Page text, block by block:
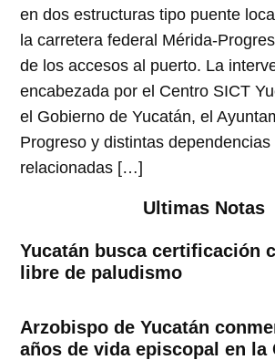
en dos estructuras tipo puente
la carretera federal Mérida-
de los accesos al puerto. La
encabezada por el Centro SICT
el Gobierno de Yucatán, el
Progreso y distintas
relacionadas […]
Ultimas Notas
Yucatán busca certificación
libre de paludismo
Arzobispo de Yucatán
años de vida episcopal en la